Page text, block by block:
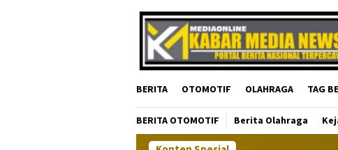
BERITA OTOMOTIF OLAHRAGA TAG
BERITA OTOMOTIF Berita Olahraga